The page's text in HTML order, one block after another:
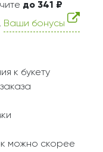
до 341 ₽
Ваши бонусы
к букету
можно скорее